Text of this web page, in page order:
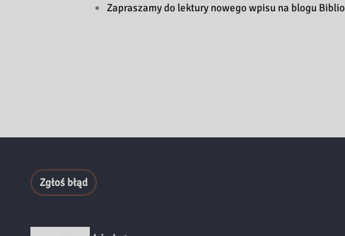
Zapraszamy do lektury nowego wpisu na blogu
Zgłoś błąd